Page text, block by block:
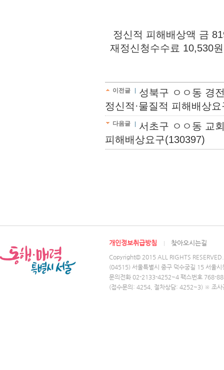
정신적 피해배상액 금
재정신청수수료 10,530
이전글
성북구 ㅇㅇ동 경
정신적·물질적 피해배상
다음글
서초구 ㅇㅇ동 교
피해배상요구(130397)
개인정보취급방침 찾아오시는길
Copyright© 2015 ALL RIGHTS RESERVED.
(04515) 서울특별시 중구 덕수궁길 15 서울
문의전화 02-2133-4252~4 팩스번호 768-
(접수문의: 4254, 절차상담: 4252~3) ※ 조사